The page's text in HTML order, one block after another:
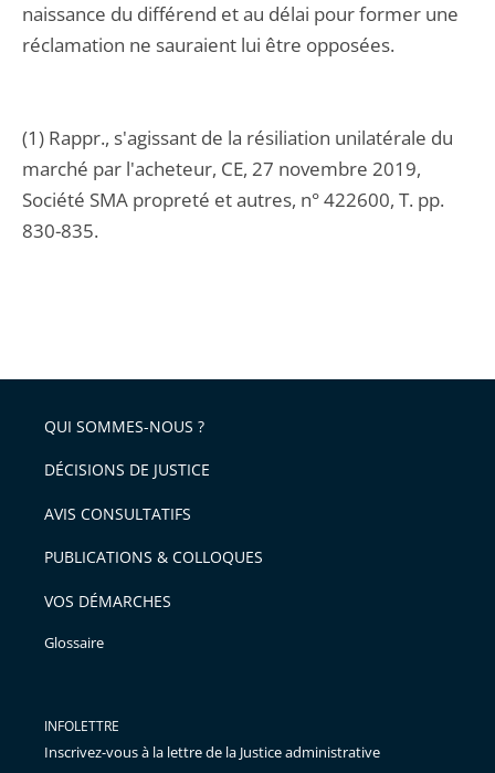
naissance du différend et au délai pour former une
réclamation ne sauraient lui être opposées.
(1) Rappr., s'agissant de la résiliation unilatérale du
marché par l'acheteur, CE, 27 novembre 2019,
Société SMA propreté et autres, n° 422600, T. pp.
830-835.
QUI SOMMES-NOUS ?
DÉCISIONS DE JUSTICE
AVIS CONSULTATIFS
PUBLICATIONS & COLLOQUES
VOS DÉMARCHES
Glossaire
INFOLETTRE
Inscrivez-vous à la lettre de la Justice administrative